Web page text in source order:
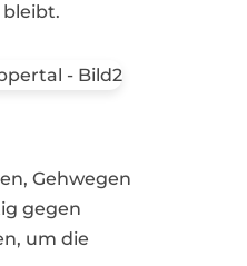
Gehwegen
gegen
um die